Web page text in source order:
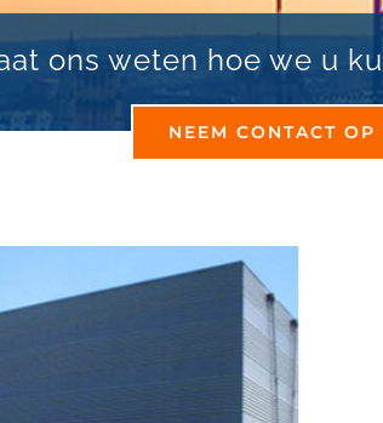
ons weten hoe we u
NEEM CONTACT OP